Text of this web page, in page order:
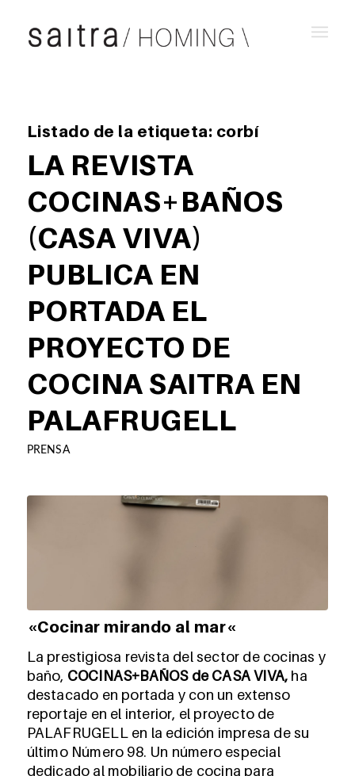
Listado de la etiqueta: corbí
LA REVISTA
COCINAS+BAÑOS
(CASA VIVA)
PUBLICA EN
PORTADA EL
PROYECTO DE
COCINA SAITRA EN
PALAFRUGELL
PRENSA
«Cocinar mirando al mar«
La prestigiosa revista del sector de cocinas y
baño, COCINAS+BAÑOS de CASA VIVA, ha
destacado en portada y con un extenso
reportaje en el interior, el proyecto de
PALAFRUGELL en la edición impresa de su
último Número 98. Un número especial
dedicado al mobiliario de cocina para